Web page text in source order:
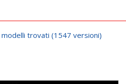
trovati (1547 versioni)